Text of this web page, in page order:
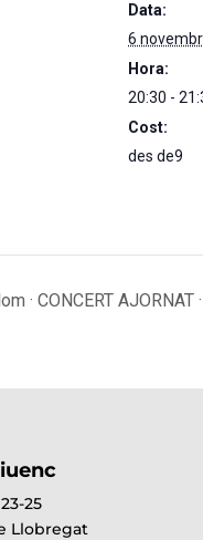
Data:
6
Hora:
20:30 -
Cost:
des de9
· CONCERT AJORNAT ·
25
Llobregat